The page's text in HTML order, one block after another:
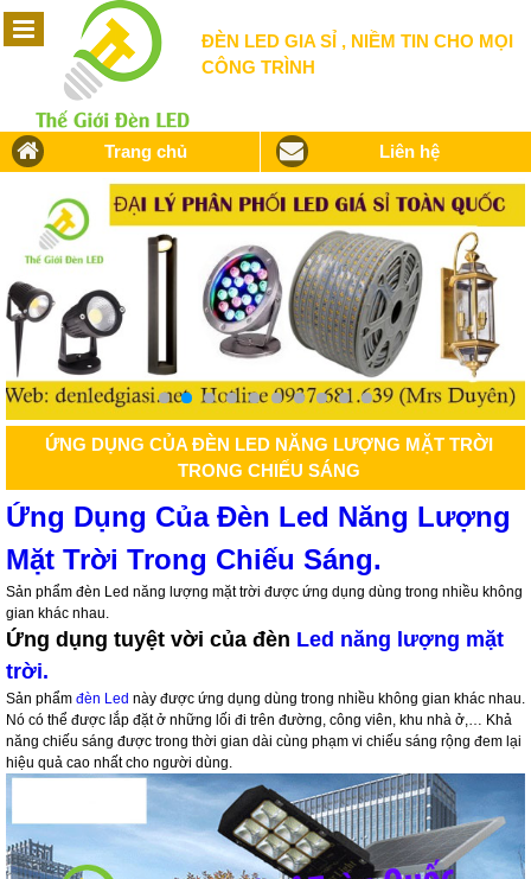
ĐÈN LED GIA SỈ , NIỀM TIN CHO MỌI
CÔNG TRÌNH
Trang chủ Liên hệ
ỨNG DỤNG CỦA ĐÈN LED NĂNG LƯỢNG MẶT TRỜI
TRONG CHIẾU SÁNG
Ứng Dụng Của Đèn Led Năng Lượng
Mặt Trời Trong Chiếu Sáng.
Sản phẩm đèn Led năng lượng mặt trời được ứng dụng dùng trong nhiều không
gian khác nhau.
Ứng dụng tuyệt vời của đèn Led năng lượng mặt
trời.
Sản phẩm đèn Led này được ứng dụng dùng trong nhiều không gian khác nhau.
Nó có thể được lắp đặt ở những lối đi trên đường, công viên, khu nhà ở,… Khả
năng chiếu sáng được trong thời gian dài cùng phạm vi chiếu sáng rộng đem lại
hiệu quả cao nhất cho người dùng.